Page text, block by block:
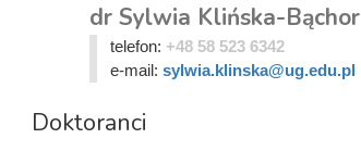
dr Sylwia Klińska-Bąchor
telefon: +48 58 523 6342
e-mail: sylwia.klinska@ug.edu.pl
Doktoranci